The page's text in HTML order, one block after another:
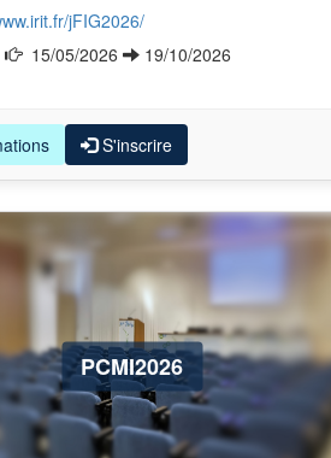
jFIG2026/
15/05/2026 19/10/2026
S'inscrire
PCMI2026